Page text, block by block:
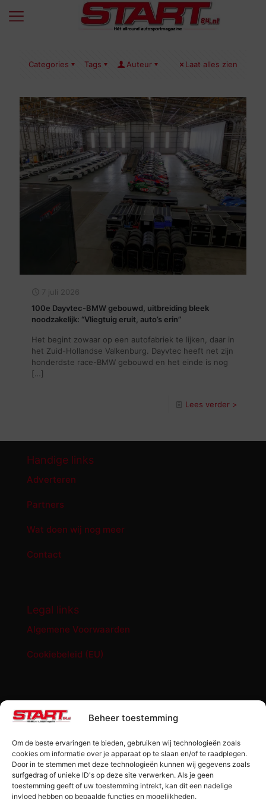
Beheer toestemming
Om de beste ervaringen te bieden, gebruiken wij technologieën zoals
cookies om informatie over je apparaat op te slaan en/of te raadplegen.
Door in te stemmen met deze technologieën kunnen wij gegevens zoals
surfgedrag of unieke ID's op deze site verwerken. Als je geen
toestemming geeft of uw toestemming intrekt, kan dit een nadelige
invloed hebben op bepaalde functies en mogelijkheden.
Categories Tags Auteur Laat alles zien
7 juli 2026
100e Dayvtec-BMW gebouwd, uitbreiding bleek
noodzakelijk: “Vliegtuig eruit, auto’s erin”
Het begint zowaar op een autofabriek te lijken, daar in
het Zuid-Hollandse Valkenburg. Dayvtec heeft net zijn
honderdste race-BMW gebouwd en het einde is nog
[…]
Lees verder >
Handige links
Adverteren
Partners
Wat doen wij nog meer
Contact
Legal links
Algemene Voorwaarden
Cookiebeleid (EU)
START '84 shop
Losse editie Start ’84
Start ’84 Merchandise